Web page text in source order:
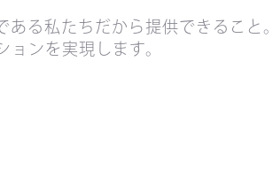
る私たちだから提供できること。
ンを実現します。